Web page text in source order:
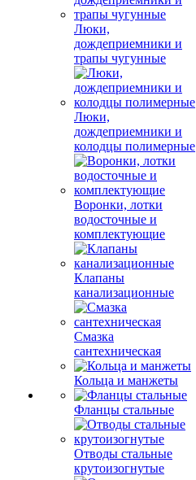
Люки,
дождеприемники и
трапы чугунные
Люки,
дождеприемники и
колодцы полимерные
Воронки, лотки
водосточные и
комплектующие
Клапаны
канализационные
Смазка
сантехническая
Кольца и манжеты
Фланцы стальные
Отводы стальные
крутоизогнутые